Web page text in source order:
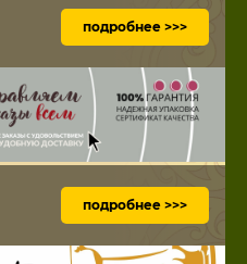
подробнее >>>
подробнее >>>